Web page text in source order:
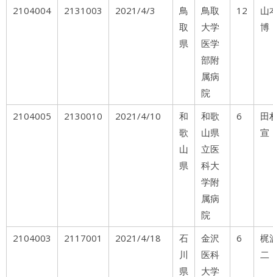
2104004 2131003 2021/4/3
鳥
取
県
鳥取
大学
医学
部附
属病
院
12
山
博
2104005 2130010 2021/4/10
和
歌
山
県
和歌
山県
立医
科大
学附
属病
院
6
田
宣
2104003 2117001 2021/4/18
石
川
県
金沢
医科
大学
6
梶
二